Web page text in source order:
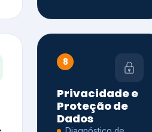
8
Privacidade e
Proteção de
Dados